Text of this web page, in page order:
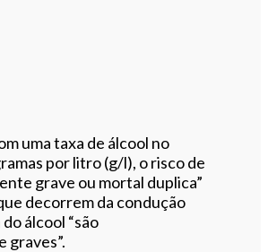
uma taxa de álcool no
por litro (g/l), o risco de
grave ou mortal duplica”
decorrem da condução
álcool “são
graves”.